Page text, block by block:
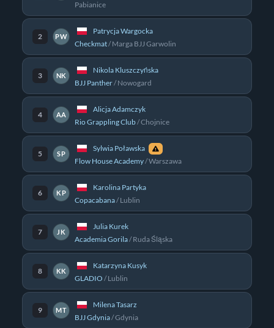
Pabianice
2 PW
Patrycja Wargocka
Checkmat/Marga BJJ Garwolin
3 NK
Nikola Kluszczyńska
BJJ Panther/Nowogard
4 AA
Alicja Adamczyk
Rio Grappling Club/Chojnice
5 SP
Sylwia Poławska
Flow House Academy/Warszawa
6 KP
Karolina Partyka
Copacabana/Lublin
7 JK
Julia Kurek
Academia Gorila/Ruda Śląska
8 KK
Katarzyna Kusyk
GLADIO /Lublin
9 MT
Milena Tasarz
BJJ Gdynia/Gdynia